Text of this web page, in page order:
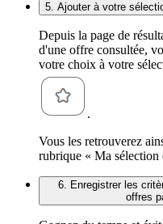
5. Ajouter à votre
Depuis la page de
d'une offre consultée,
votre choix à votre
.
Vous les retrouverez
rubrique « Ma sélection
6. Enregistrer les
offres